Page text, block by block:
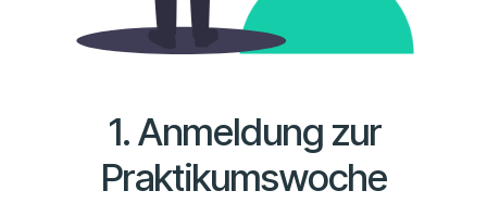
1. Anmeldung zur
Praktikumswoche